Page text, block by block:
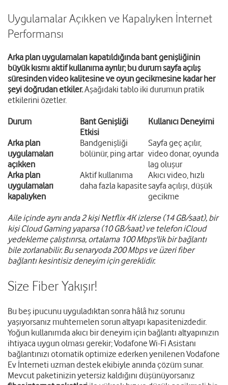
Uygulamalar Açıkken ve Kapalıyken İnternet
Performansı
Arka plan uygulamaları kapatıldığında bant genişliğinin
büyük kısmı aktif kullanıma ayrılır; bu durum sayfa açılış
süresinden video kalitesine ve oyun gecikmesine kadar her
şeyi doğrudan etkiler.Aşağıdaki tablo iki durumun pratik
etkilerini özetler.
Durum
Bant Genişliği
Etkisi
Kullanıcı Deneyimi
Arka plan
uygulamaları
açıkken
Bandgenişliği
bölünür, ping artar
Sayfa geç açılır,
video donar, oyunda
lag oluşur
Arka plan
uygulamaları
kapalıyken
Aktif kullanıma
daha fazla kapasite
Akıcı video, hızlı
sayfa açılışı, düşük
gecikme
Aile içinde aynı anda 2 kişi Netflix 4K izlerse (14 GB/saat), bir
kişi Cloud Gaming yaparsa (10 GB/saat) ve telefon iCloud
yedekleme çalıştırırsa, ortalama 100 Mbps'lik bir bağlantı
bile zorlanabilir. Bu senaryoda 200 Mbps ve üzeri fiber
bağlantı kesintisiz deneyim için gereklidir.
Size Fiber Yakışır!
Bu beş ipucunu uyguladıktan sonra hâlâ hız sorunu
yaşıyorsanız muhtemelen sorun altyapı kapasitenizdedir.
Yoğun kullanımda akıcı bir deneyim için bağlantı altyapınızın
ihtiyaca uygun olması gerekir; Vodafone Wi-Fi Asistanı
bağlantınızı otomatik optimize ederken yenilenen Vodafone
Ev İnterneti uzman destek ekibiyle anında çözüm sunar.
Mevcut paketinizin yetersiz kaldığını düşünüyorsanız